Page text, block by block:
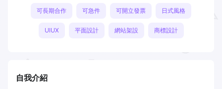
可長期合作 可急件 可開立發票 日式風格
UIUX 平面設計 網站架設 商標設計
自我介紹